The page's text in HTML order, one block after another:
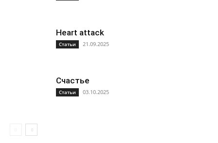
Heart attack
Статьи 21.09.2025
Счастье
Статьи 03.10.2025